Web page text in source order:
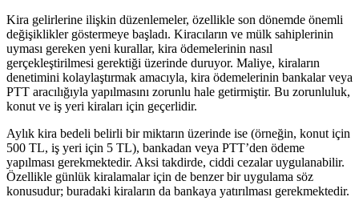
Kira gelirlerine ilişkin düzenlemeler, özellikle son dönemde önemli
değişiklikler göstermeye başladı. Kiracıların ve mülk sahiplerinin
uyması gereken yeni ‌kurallar, kira ödemelerinin nasıl​
gerçekleştirilmesi gerektiği üzerinde duruyor. Maliye,‌ kiraların
denetimini kolaylaştırmak amacıyla, kira ödemelerinin bankalar veya
PTT aracılığıyla yapılmasını zorunlu hale getirmiştir. Bu zorunluluk,
konut ve iş yeri kiraları için geçerlidir.
Aylık kira bedeli belirli bir miktarın üzerinde ise (örneğin, konut için
500‌ TL, iş yeri için ⁤5 TL), bankadan veya PTT’den ödeme
yapılması gerekmektedir. Aksi takdirde, ‍ciddi ‌cezalar⁢ uygulanabilir.
Özellikle günlük kiralamalar için de benzer bir uygulama söz
konusudur; buradaki kiraların da bankaya yatırılması gerekmektedir.